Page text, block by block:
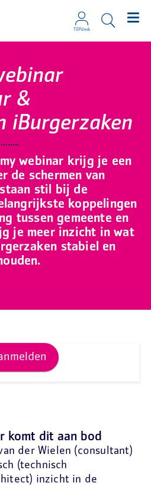
TOPdesk
&
iBurgerzaken
webinar krijg je een
de schermen van
stil bij de
koppelingen
tussen gemeente en
je meer inzicht in wat
stabiel en
komt dit aan bod
der Wielen (consultant)
(technisch
inzicht in de